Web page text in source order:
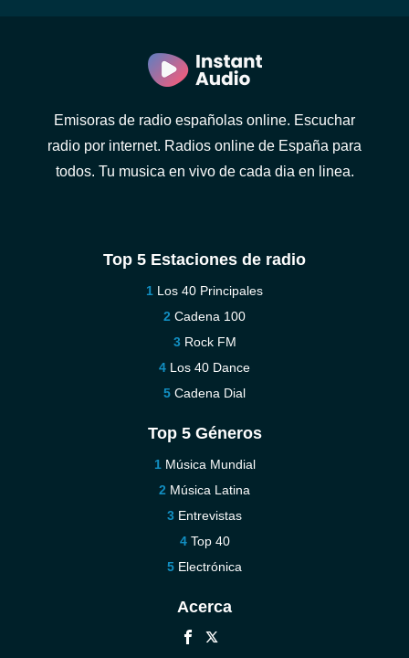
Emisoras de radio españolas online. Escuchar
radio por internet. Radios online de España para
todos. Tu musica en vivo de cada dia en linea.
Top 5 Estaciones de radio
Los 40 Principales
Cadena 100
Rock FM
Los 40 Dance
Cadena Dial
Top 5 Géneros
Música Mundial
Música Latina
Entrevistas
Top 40
Electrónica
Acerca